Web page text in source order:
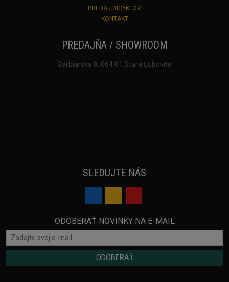
PREDAJ BICYKLOV
KONTAKT
PREDAJŇA / SHOWROOM
Garbiarska 8, 064 01 Stará Ľubovňa
SLEDUJTE NÁS
ODOBERAŤ NOVINKY NA E-MAIL
ODOBERAŤ